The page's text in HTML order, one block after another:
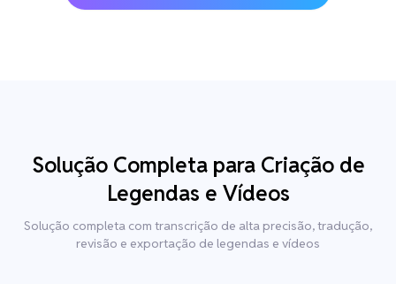
Solução Completa para Criação de
Legendas e Vídeos
Solução completa com transcrição de alta precisão, tradução,
revisão e exportação de legendas e vídeos